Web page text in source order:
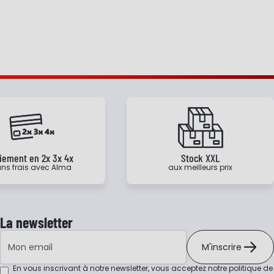
en 2x 3x 4x
frais avec Alma
Stock XXL
aux meilleurs prix
La newsletter
Adresse e-mail
M'inscrire
En vous inscrivant à notre newsletter, vous acceptez notrepolitique de